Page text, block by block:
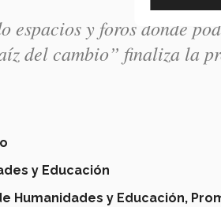
espacios y foros donde
del cambio” finaliza la
y Educación
Humanidades y Educación,